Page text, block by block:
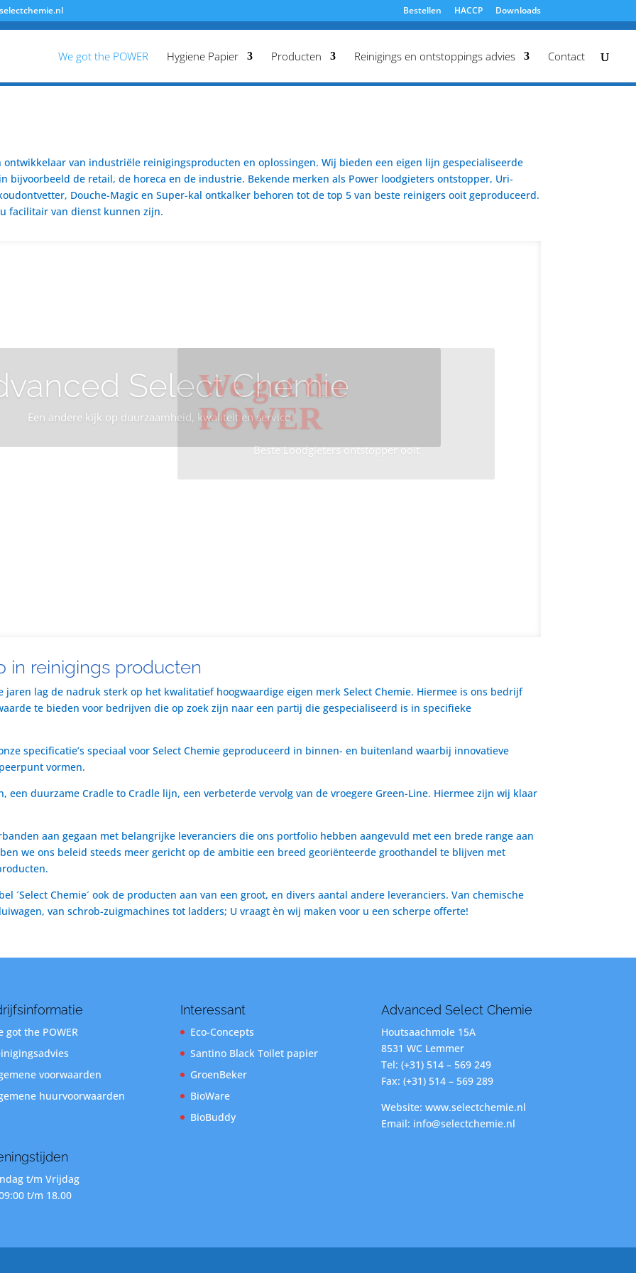
Bestellen HACCP Downloads
We got the POWER Hygiene Papier Producten Reinigings en ontstoppings advies Contact
ontwikkelaar van industriële reinigingsproducten en oplossingen. Wij bieden een eigen lijn gespecialiseerde
bijvoorbeeld de retail, de horeca en de industrie. Bekende merken als Power loodgieters ontstopper, Uri-
Douche-Magic en Super-kal ontkalker behoren tot de top 5 van beste reinigers ooit geproduceerd.
facilitair van dienst kunnen zijn.
Select Chemie
Een andere kijk op duurzaamheid, kwaliteit en service
We got the
POWER
Beste Loodgieters ontstopper ooit
in reinigings producten
jaren lag de nadruk sterk op het kwalitatief hoogwaardige eigen merk Select Chemie. Hiermee is ons bedrijf
te bieden voor bedrijven die op zoek zijn naar een partij die gespecialiseerd is in specifieke
specificatie’s speciaal voor Select Chemie geproduceerd in binnen- en buitenland waarbij innovatieve
vormen.
een duurzame Cradle to Cradle lijn, een verbeterde vervolg van de vroegere Green-Line. Hiermee zijn wij klaar
aan gegaan met belangrijke leveranciers die ons portfolio hebben aangevuld met een brede range aan
we ons beleid steeds meer gericht op de ambitie een breed georiënteerde groothandel te blijven met
´Select Chemie´ ook de producten aan van een groot, en divers aantal andere leveranciers. Van chemische
van schrob-zuigmachines tot ladders; U vraagt èn wij maken voor u een scherpe offerte!
got the POWER
voorwaarden
huurvoorwaarden
t/m Vrijdag
t/m 18.00
Interessant
Eco-Concepts
Santino Black Toilet papier
GroenBeker
BioWare
BioBuddy
Advanced Select Chemie
Houtsaachmole 15A
8531 WC Lemmer
Tel: (+31) 514 – 569 249
Fax: (+31) 514 – 569 289
Website: www.selectchemie.nl
Email: info@selectchemie.nl